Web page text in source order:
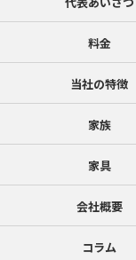
料金
当社の特徴
家族
家具
会社概要
コラム